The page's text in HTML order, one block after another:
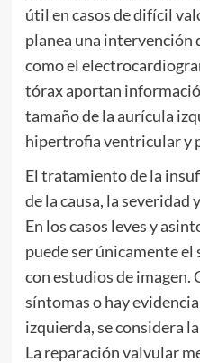
útil en casos de difícil
planea una
como el
tórax aportan
tamaño de la aurícula
hipertrofia ventricular y
El tratamiento de la
de la causa, la severidad
En los casos leves y
puede ser únicamente
con estudios de imagen.
síntomas o hay
izquierda, se considera
La reparación valvular